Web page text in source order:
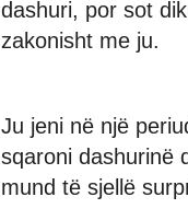
dashuri, por sot
zakonisht me ju.
Ju jeni në një
sqaroni dashurinë
mund të sjellë